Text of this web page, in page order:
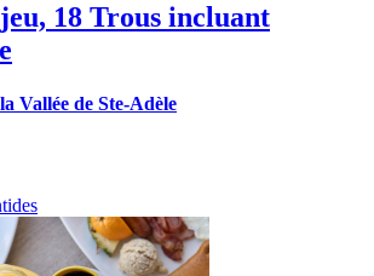
18 Trous incluant
Vallée de Ste-Adèle